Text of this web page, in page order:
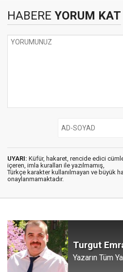
HABERE YORUM KAT
UYARI: Küfür, hakaret, rencide edici
içeren, imla kuralları ile yazılmamış,
Türkçe karakter kullanılmayan ve büyük
onaylanmamaktadır.
Turgut
Yazarın Tüm